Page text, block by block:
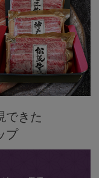
できた
プ